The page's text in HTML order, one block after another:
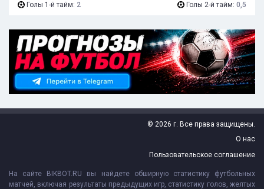
Голы 1-й тайм: 2 Голы 2-й тайм: 0,5
© 2026 г. Все права защищены.
О нас
Пользовательское соглашение
На сайте BIKBOT.RU вы найдете обширную статистику футбольных
матчей, включая результаты предыдущих игр, статистику голов, желтых